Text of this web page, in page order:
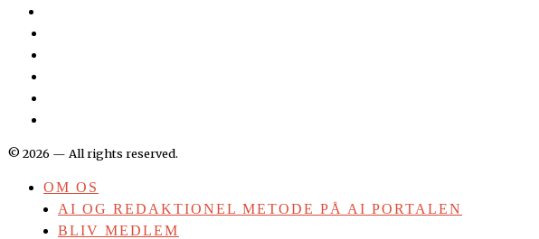
©2026 — All rights reserved.
OM OS
AI OG REDAKTIONEL METODE PÅ AI PORTALEN
BLIV MEDLEM